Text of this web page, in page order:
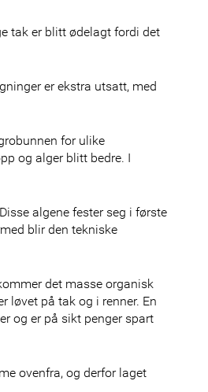
tak er blitt ødelagt fordi det
er ekstra utsatt, med
for ulike
og alger blitt bedre. I
algene fester seg i første
blir den tekniske
det masse organisk
løvet på tak og i renner. En
og er på sikt penger spart
ovenfra, og derfor laget